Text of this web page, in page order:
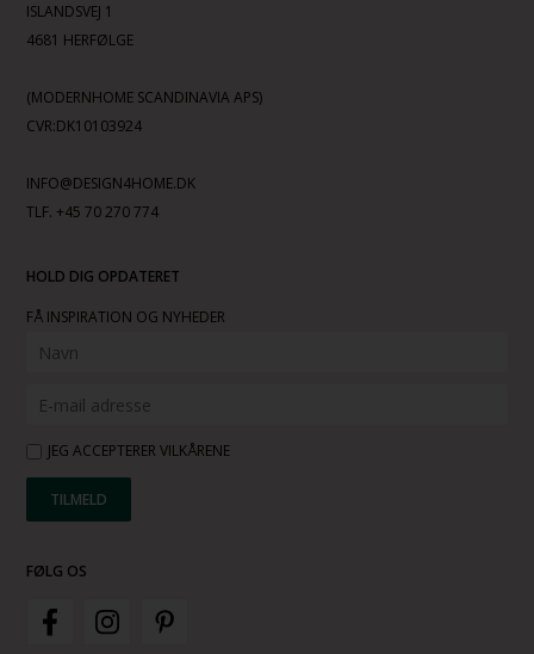
ISLANDSVEJ 1
4681 HERFØLGE
(MODERNHOME SCANDINAVIA APS)
CVR:DK10103924
INFO@DESIGN4HOME.DK
TLF. +45 70 270 774
HOLD DIG OPDATERET
FÅ INSPIRATION OG NYHEDER
JEG ACCEPTERER VILKÅRENE
FØLG OS